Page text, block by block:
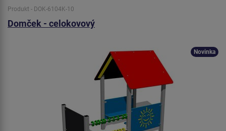
Produkt - DOK-6104K-10
Domček - celokovový
Novinka